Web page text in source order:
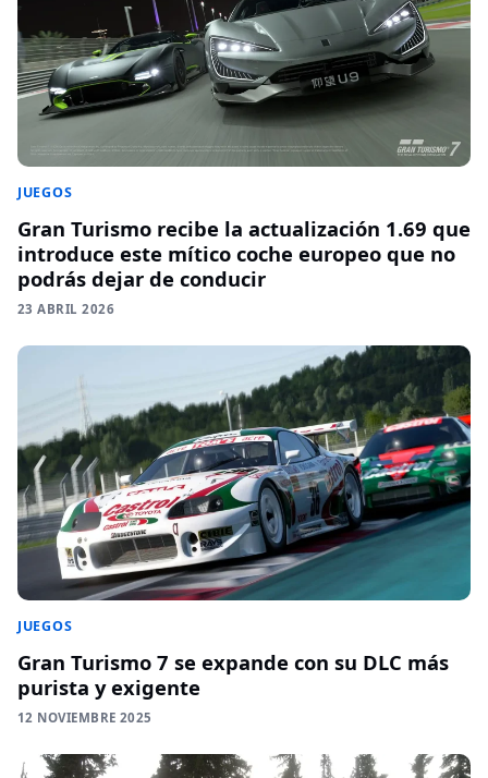
JUEGOS
Gran Turismo recibe la actualización 1.69 que
introduce este mítico coche europeo que no
podrás dejar de conducir
23 ABRIL 2026
JUEGOS
Gran Turismo 7 se expande con su DLC más
purista y exigente
12 NOVIEMBRE 2025